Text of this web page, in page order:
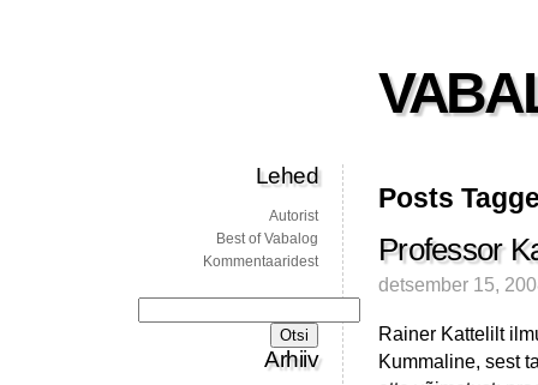
Posts
Professor
detsember 15,
Rainer Kattelilt
Kummaline, sest
Lehed
Autorist
Best of Vabalog
Kommentaaridest
Arhiiv